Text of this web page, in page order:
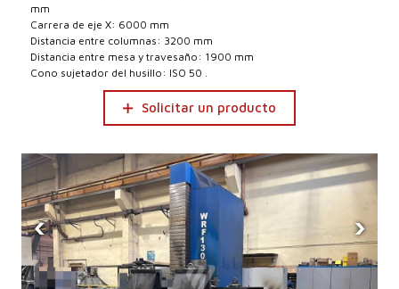
mm
Carrera de eje X: 6000 mm
Distancia entre columnas: 3200 mm
Distancia entre mesa y travesaño: 1900 mm
Cono sujetador del husillo: ISO 50 .
Solicitar un producto
‹ ›